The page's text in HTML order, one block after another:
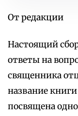
От редакции
Настоящий
ответы на
священника
название
посвящена